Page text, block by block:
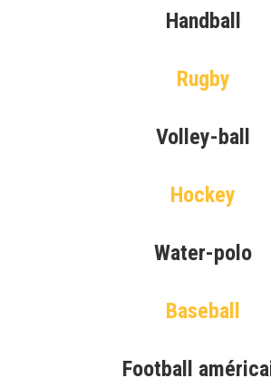
Handball
Rugby
Volley-ball
Hockey
Water-polo
Baseball
Football